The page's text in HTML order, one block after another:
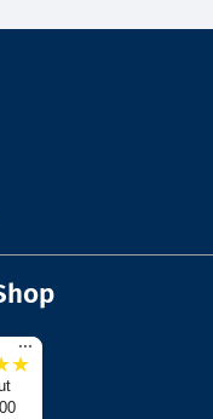
...
★